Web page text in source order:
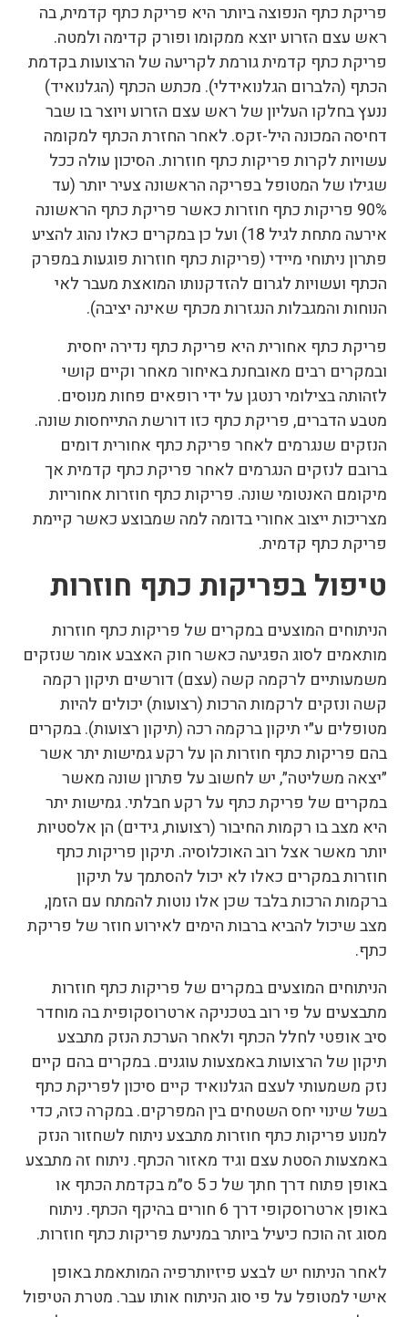
פריקת כתף הנפוצה ביותר היא פריקת כתף קדמית, בה
ראש עצם הזרוע יוצא ממקומו ופורק קדימה ולמטה.
פריקת כתף קדמית גורמת לקריעה של הרצועות בקדמת
הכתף (הלברום הגלנואידלי). מכתש הכתף (הגלנואיד)
ננעץ בחלקו העליון של ראש עצם הזרוע ויוצר בו שבר
דחיסה המכונה היל-זקס. לאחר החזרת הכתף למקומה
עשויות לקרות פריקות כתף חוזרות. הסיכון עולה ככל
שגילו של המטופל בפריקה הראשונה צעיר יותר (עד
90% פריקות כתף חוזרות כאשר פריקת כתף הראשונה
אירעה מתחת לגיל 18) ועל כן במקרים כאלו נהוג להציע
פתרון ניתוחי מיידי (פריקות כתף חוזרות פוגעות במפרק
הכתף ועשויות לגרום להזדקנותו המואצת מעבר לאי
הנוחות והמגבלות הנגזרות מכתף שאינה יציבה).
פריקת כתף אחורית היא פריקת כתף נדירה יחסית
ובמקרים רבים מאובחנת באיחור מאחר וקיים קושי
לזהותה בצילומי רנטגן על ידי רופאים פחות מנוסים.
מטבע הדברים, פריקת כתף כזו דורשת התייחסות שונה.
הנזקים שנגרמים לאחר פריקת כתף אחורית דומים
ברובם לנזקים הנגרמים לאחר פריקת כתף קדמית אך
מיקומם האנטומי שונה. פריקות כתף חוזרות אחוריות
מצריכות ייצוב אחורי בדומה למה שמבוצע כאשר קיימת
פריקת כתף קדמית.
טיפול בפריקות כתף חוזרות
הניתוחים המוצעים במקרים של פריקות כתף חוזרות
מותאמים לסוג הפגיעה כאשר חוק האצבע אומר שנזקים
משמעותיים לרקמה קשה (עצם) דורשים תיקון רקמה
קשה ונזקים לרקמות הרכות (רצועות) יכולים להיות
מטופלים ע״י תיקון ברקמה רכה (תיקון רצועות). במקרים
בהם פריקות כתף חוזרות הן על רקע גמישות יתר אשר
״יצאה משליטה״, יש לחשוב על פתרון שונה מאשר
במקרים של פריקת כתף על רקע חבלתי. גמישות יתר
היא מצב בו רקמות החיבור (רצועות, גידים) הן אלסטיות
יותר מאשר אצל רוב האוכלוסיה. תיקון פריקות כתף
חוזרות במקרים כאלו לא יכול להסתמך על תיקון
ברקמות הרכות בלבד שכן אלו נוטות להמתח עם הזמן,
מצב שיכול להביא ברבות הימים לאירוע חוזר של פריקת
כתף.
הניתוחים המוצעים במקרים של פריקות כתף חוזרות
מתבצעים על פי רוב בטכניקה ארטרוסקופית בה מוחדר
סיב אופטי לחלל הכתף ולאחר הערכת הנזק מתבצע
תיקון של הרצועות באמצעות עוגנים. במקרים בהם קיים
נזק משמעותי לעצם הגלנואיד קיים סיכון לפריקת כתף
בשל שינוי יחס השטחים בין המפרקים. במקרה כזה, כדי
למנוע פריקות כתף חוזרות מתבצע ניתוח לשחזור הנזק
באמצעות הסטת עצם וגיד מאזור הכתף. ניתוח זה מתבצע
באופן פתוח דרך חתך של כ 5 ס״מ בקדמת הכתף או
באופן ארטרוסקופי דרך 6 חורים בהיקף הכתף. ניתוח
מסוג זה הוכח כיעיל ביותר במניעת פריקות כתף חוזרות.
לאחר הניתוח יש לבצע פיזיותרפיה המותאמת באופן
אישי למטופל על פי סוג הניתוח אותו עבר. מטרת הטיפול